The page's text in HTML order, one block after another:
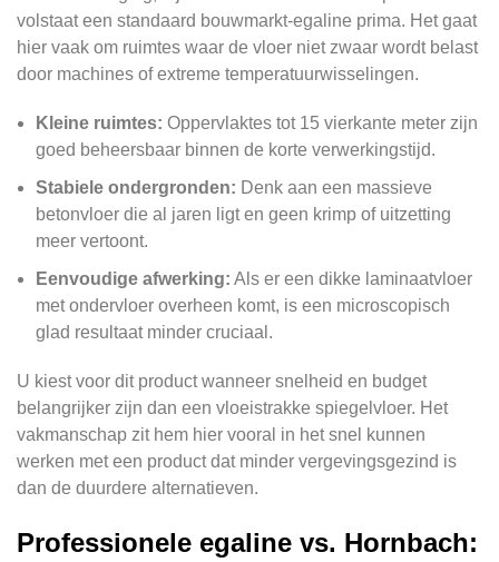
volstaat een standaard bouwmarkt-egaline prima. Het gaat
hier vaak om ruimtes waar de vloer niet zwaar wordt belast
door machines of extreme temperatuurwisselingen.
Kleine ruimtes: Oppervlaktes tot 15 vierkante meter zijn
goed beheersbaar binnen de korte verwerkingstijd.
Stabiele ondergronden: Denk aan een massieve
betonvloer die al jaren ligt en geen krimp of uitzetting
meer vertoont.
Eenvoudige afwerking: Als er een dikke laminaatvloer
met ondervloer overheen komt, is een microscopisch
glad resultaat minder cruciaal.
U kiest voor dit product wanneer snelheid en budget
belangrijker zijn dan een vloeistrakke spiegelvloer. Het
vakmanschap zit hem hier vooral in het snel kunnen
werken met een product dat minder vergevingsgezind is
dan de duurdere alternatieven.
Professionele egaline vs. Hornbach: